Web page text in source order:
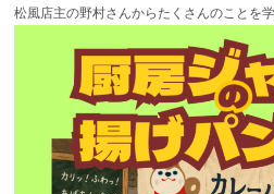
松風店主の野村さんからたくさんのことを学